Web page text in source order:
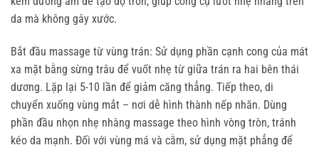
da mà không gây xước.
Bắt đầu massage từ vùng trán: Sử dụng phần cạnh cong của mát
xa mặt bằng sừng trâu để vuốt nhẹ từ giữa trán ra hai bên thái
dương. Lặp lại 5-10 lần để giảm căng thẳng. Tiếp theo, di
chuyển xuống vùng mắt – nơi dễ hình thành nếp nhăn. Dùng
phần đầu nhọn nhẹ nhàng massage theo hình vòng tròn, tránh
kéo da mạnh. Đối với vùng má và cằm, sử dụng mặt phẳng để